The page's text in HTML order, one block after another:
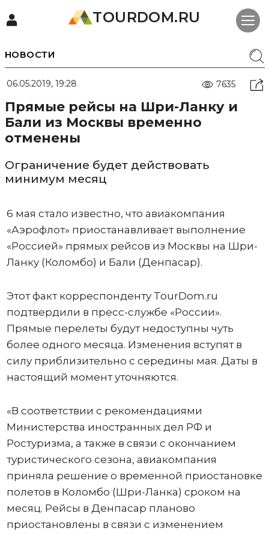
TOURDOM.RU
НОВОСТИ
06.05.2019, 19:28 7635
Прямые рейсы на Шри-Ланку и
Бали из Москвы временно
отменены
Ограничение будет действовать
минимум месяц
6 мая стало известно, что авиакомпания
«Аэрофлот» приостанавливает выполнение
«Россией» прямых рейсов из Москвы на Шри-
Ланку (Коломбо) и Бали (Денпасар).
Этот факт корреспонденту TourDom.ru
подтвердили в пресс-службе «России».
Прямые перелеты будут недоступны чуть
более одного месяца. Изменения вступят в
силу приблизительно с середины мая. Даты в
настоящий момент уточняются.
«В соответствии с рекомендациями
Министерства иностранных дел РФ и
Ростуризма, а также в связи с окончанием
туристического сезона, авиакомпания
приняла решение о временной приостановке
полетов в Коломбо (Шри-Ланка) сроком на
месяц. Рейсы в Денпасар планово
приостановлены в связи с изменением